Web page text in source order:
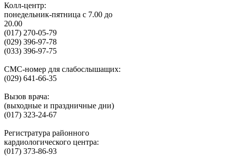
Колл-центр:
понедельник-пятница с 7.00 до
20.00
(017) 270-05-79
(029) 396-97-78
(033) 396-97-75
СМС-номер для слабослышащих:
(029) 641-66-35
Вызов врача:
(выходные и праздничные дни)
(017) 323-24-67
Регистратура районного
кардиологического центра:
(017) 373-86-93